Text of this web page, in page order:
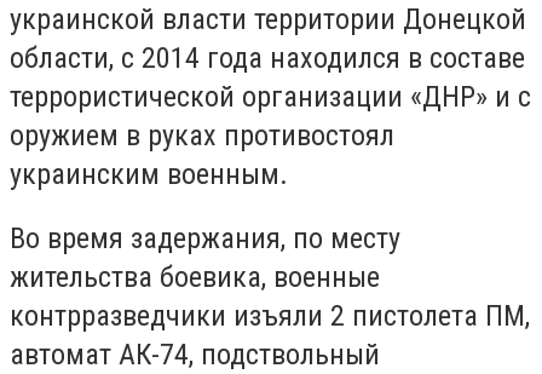
украинской власти территории Донецкой
области, с 2014 года находился в составе
террористической организации «ДНР» и с
оружием в руках противостоял
украинским военным.
Во время задержания, по месту
жительства боевика, военные
контрразведчики изъяли 2 пистолета ПМ,
автомат АК-74, подствольный